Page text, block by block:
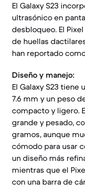
El Galaxy S23
ultrasónico en
desbloqueo. El
de huellas
han reportado
Diseño y manejo:
El Galaxy S23 tiene
7.6 mm y un peso
compacto y ligero.
grande y pesado,
gramos, aunque
cómodo para usar
un diseño más
mientras que el
con una barra de